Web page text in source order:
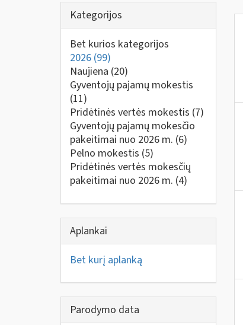
Kategorijos
Bet kurios kategorijos
2026 (99)
Naujiena (20)
Gyventojų pajamų mokestis
(11)
Pridėtinės vertės mokestis (7)
Gyventojų pajamų mokesčio
pakeitimai nuo 2026 m. (6)
Pelno mokestis (5)
Pridėtinės vertės mokesčių
pakeitimai nuo 2026 m. (4)
Aplankai
Bet kurį aplanką
Parodymo data